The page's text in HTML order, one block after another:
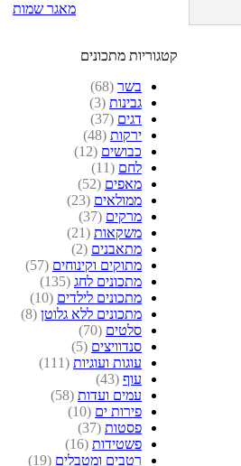
מאגר שמות
קטגוריות מתכונים
בשר (68)
גבינות (3)
דגים (37)
ירקות (48)
כבושים (12)
לחם (11)
מאפים (52)
ממולאים (23)
מרקים (37)
משקאות (21)
מתאבנים (2)
מתוקים וקינוחים (57)
מתכונים לחג (135)
מתכונים לילדים (10)
מתכונים ללא גלוטן (8)
סלטים (70)
סנדוויצים (5)
עוגות ועוגיות (111)
עוף (43)
עמים ועדות (58)
פירות ים (10)
פסטות (37)
פשטידות (16)
רטבים ומטבלים (19)